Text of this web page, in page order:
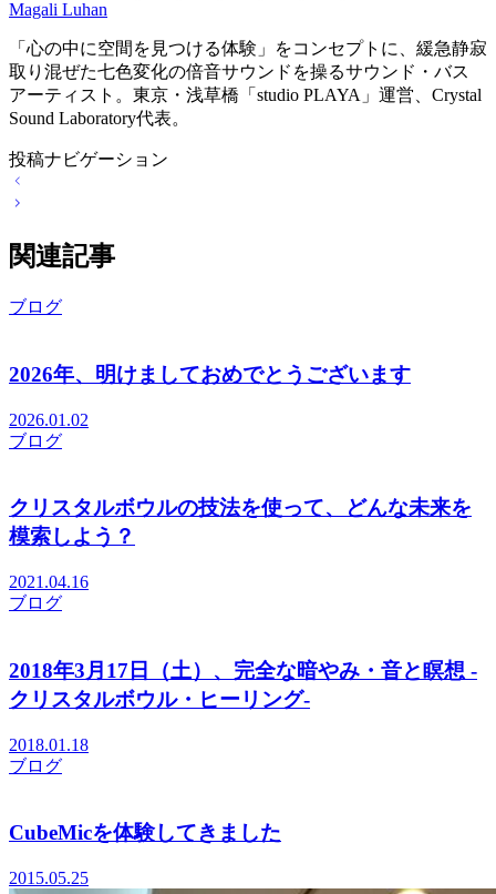
Magali Luhan
「心の中に空間を見つける体験」をコンセプトに、緩急静寂
取り混ぜた七色変化の倍音サウンドを操るサウンド・バス
アーティスト。東京・浅草橋「studio PLAYA」運営、Crystal
Sound Laboratory代表。
投稿ナビゲーション
関連記事
ブログ
2026年、明けましておめでとうございます
2026.01.02
ブログ
クリスタルボウルの技法を使って、どんな未来を
模索しよう？
2021.04.16
ブログ
2018年3月17日（土）、完全な暗やみ・音と瞑想 -
クリスタルボウル・ヒーリング-
2018.01.18
ブログ
CubeMicを体験してきました
2015.05.25